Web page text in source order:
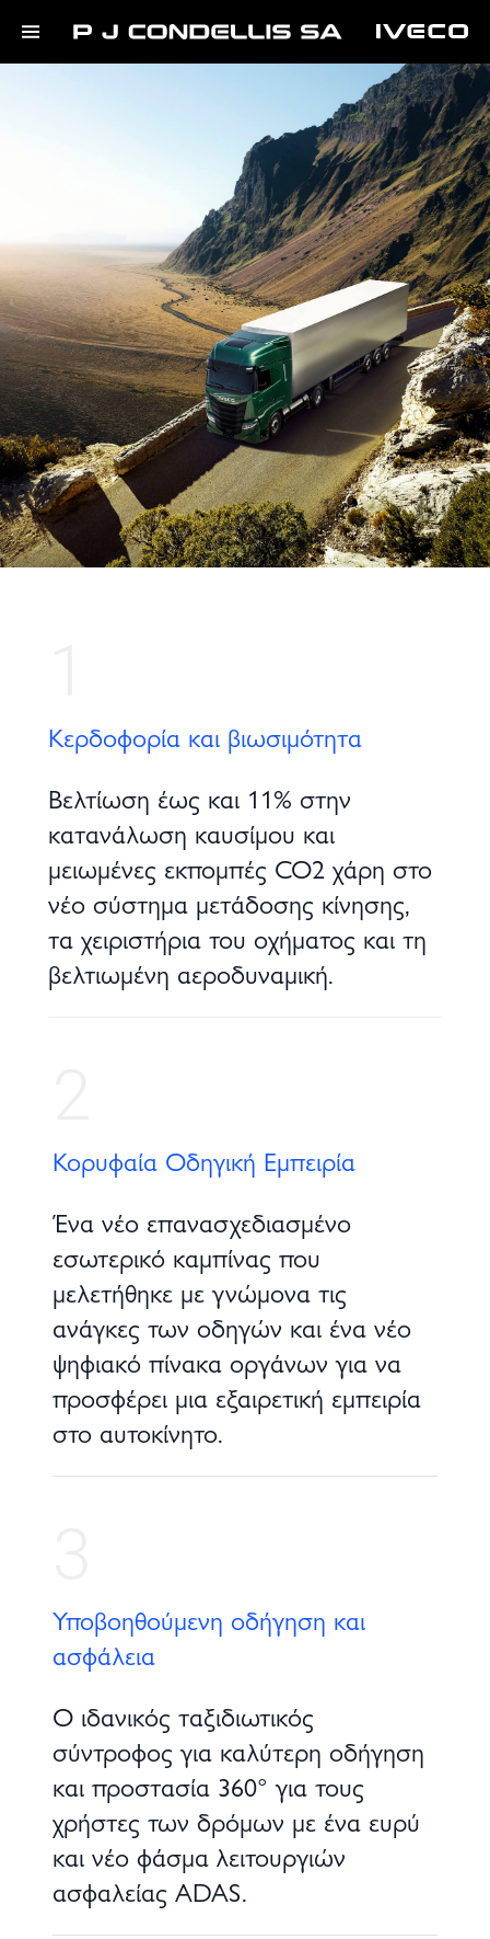
Κερδοφορία και βιωσιμότητα
Βελτίωση έως και 11% στην
κατανάλωση καυσίμου και
μειωμένες εκπομπές CO2 χάρη στο
νέο σύστημα μετάδοσης κίνησης,
τα χειριστήρια του οχήματος και τη
βελτιωμένη αεροδυναμική.
Κορυφαία Οδηγική Εμπειρία
Ένα νέο επανασχεδιασμένο
εσωτερικό καμπίνας που
μελετήθηκε με γνώμονα τις
ανάγκες των οδηγών και ένα νέο
ψηφιακό πίνακα οργάνων για να
προσφέρει μια εξαιρετική εμπειρία
στο αυτοκίνητο.
Υποβοηθούμενη οδήγηση και
ασφάλεια
Ο ιδανικός ταξιδιωτικός
σύντροφος για καλύτερη οδήγηση
και προστασία 360° για τους
χρήστες των δρόμων με ένα ευρύ
και νέο φάσμα λειτουργιών
ασφαλείας ADAS.